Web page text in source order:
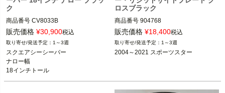
ク
商品番号 CV8033B
3OT：1501-0697
販売価格 ¥30,900税込
1～3週
スクエアシーシーバー
ナロー幅
18インチトール
ロスブラック
商品番号 904768
販売価格 ¥18,400税込
1～3週
2004～2021 スポーツスター